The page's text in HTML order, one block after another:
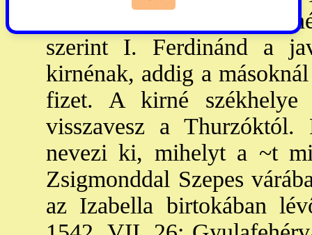
volt, akik attól kárpótlás
szerint I. Ferdinánd a
kirnénak, addig a
fizet. A kirné székhelye
visszavesz a
nevezi ki, mihelyt a ~t
Zsigmonddal Szepes
az Izabella birtokában